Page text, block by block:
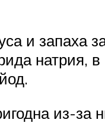
и запаха
натрия,
из-за